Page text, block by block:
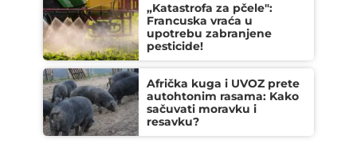
„Katastrofa za pčele":
Francuska vraća u
upotrebu zabranjene
pesticide!
Afrička kuga i UVOZ prete
autohtonim rasama: Kako
sačuvati moravku i
resavku?